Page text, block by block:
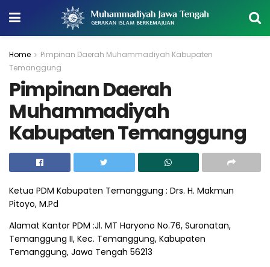
Home
Pimpinan Daerah Muhammadiyah Kabupaten
Temanggung
Pimpinan Daerah
Muhammadiyah
Kabupaten Temanggung
Ketua PDM Kabupaten Temanggung : Drs. H. Makmun
Pitoyo, M.Pd
Alamat Kantor PDM :Jl. MT Haryono No.76, Suronatan,
Temanggung II, Kec. Temanggung, Kabupaten
Temanggung, Jawa Tengah 56213